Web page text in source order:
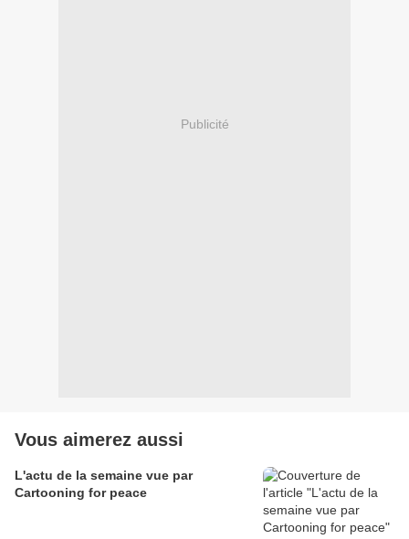
Publicité
Vous aimerez aussi
L'actu de la semaine vue par
Cartooning for peace